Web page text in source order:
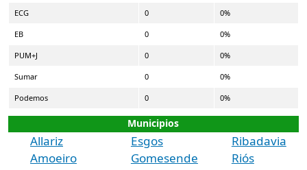
ECG 0 0%
EB 0 0%
PUM+J 0 0%
Sumar 0 0%
Podemos 0 0%
Municipios
Allariz
Amoeiro
Esgos
Gomesende
Ribadavia
Riós